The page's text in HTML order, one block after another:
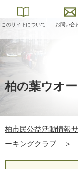
このサイトについて お問い合
柏の葉ウオ
柏市民公益活動情報
ーキングクラブ
＞